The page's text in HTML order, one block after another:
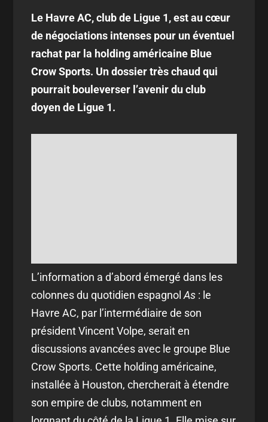
Le Havre AC, club de Ligue 1, est au cœur
de négociations intenses pour un éventuel
rachat par la holding américaine Blue
Crow Sports. Un dossier très chaud qui
pourrait bouleverser l’avenir du club
doyen de Ligue 1.
L’information a d’abord émergé dans les
colonnes du quotidien espagnolAs : le
Havre AC, par l’intermédiaire de son
président Vincent Volpe, serait en
discussions avancées avec le groupe Blue
Crow Sports. Cette holding américaine,
installée à Houston, chercherait à étendre
son empire de clubs, notamment en